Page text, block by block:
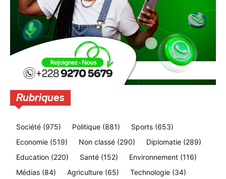
Rubriques
Société (975) Politique (881) Sports (653)
Economie (519) Non classé (290) Diplomatie (289)
Education (220) Santé (152) Environnement (116)
Médias (84) Agriculture (65) Technologie (34)